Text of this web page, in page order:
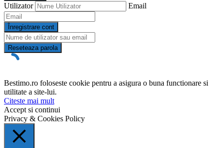
Utilizator Email
Înregistrare cont
Reseteaza parola
Bestimo.ro foloseste cookie pentru a asigura o buna functionare si
utilitate a site-lui.
Citeste mai mult
Accept si continui
Privacy & Cookies Policy